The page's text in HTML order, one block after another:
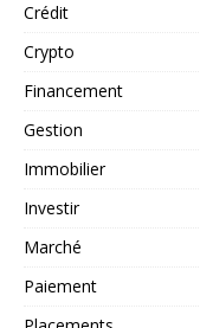
Crédit
Crypto
Financement
Gestion
Immobilier
Investir
Marché
Paiement